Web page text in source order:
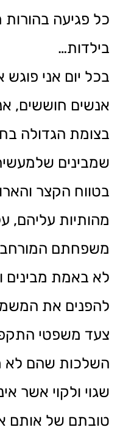
כל פגיעה בהורות
בילדות…
בכל יום אני
אנשים חוששים,
בצומת הגדולה
שמבינים
בטווח הקצר
מהותיות עליהם,
משפחתם
לא באמת מבינים
להפנים את
צעד משפטי
השלכות שהם לא
שגוי ולקוי אשר
טובתם של אותם